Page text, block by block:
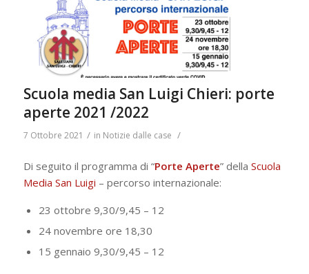
Scuola media San Luigi Chieri: porte
aperte 2021 /2022
7 Ottobre 2021 / in Notizie dalle case /
Di seguito il programma di “Porte Aperte” della Scuola
Media San Luigi – percorso internazionale:
23 ottobre 9,30/9,45 – 12
24 novembre ore 18,30
15 gennaio 9,30/9,45 – 12